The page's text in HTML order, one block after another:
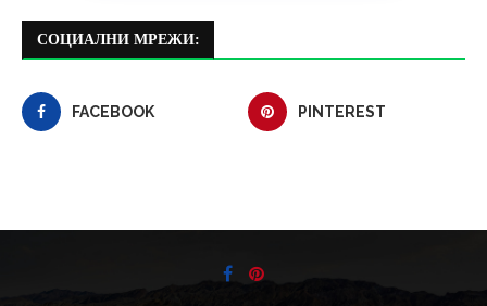
СОЦИАЛНИ МРЕЖИ:
FACEBOOK PINTEREST